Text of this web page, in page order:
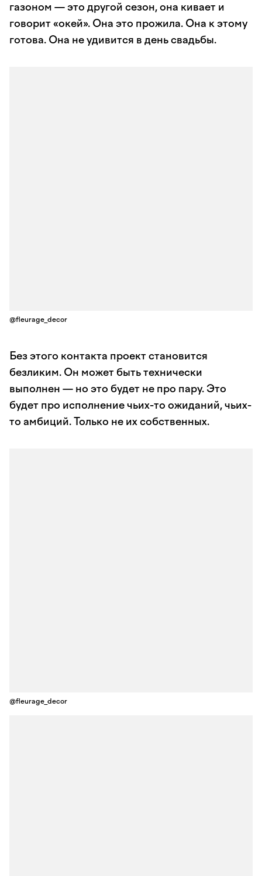
газоном — это другой сезон, она кивает и
говорит «окей». Она это прожила. Она к этому
готова. Она не удивится в день свадьбы.
@fleurage_decor
Без этого контакта проект становится
безликим. Он может быть технически
выполнен — но это будет не про пару. Это
будет про исполнение чьих-то ожиданий, чьих-
то амбиций. Только не их собственных.
@fleurage_decor